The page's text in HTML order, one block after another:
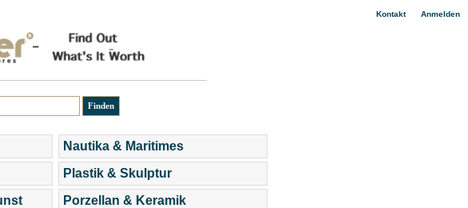
Kontakt| Anmelden
Nautika & Maritimes
Plastik & Skulptur
Porzellan & Keramik